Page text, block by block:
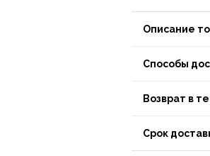
Описание
Способы
Возврат в
Срок